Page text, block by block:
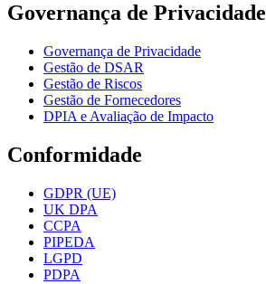
Governança de Privacidade
Governança de Privacidade
Gestão de DSAR
Gestão de Riscos
Gestão de Fornecedores
DPIA e Avaliação de Impacto
Conformidade
GDPR (UE)
UK DPA
CCPA
PIPEDA
LGPD
PDPA